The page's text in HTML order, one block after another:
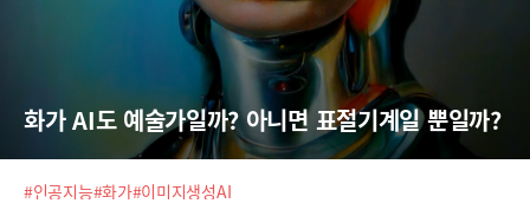
화가 AI도 예술가일까? 아니면 표절기계일 뿐일까?
#인공지능#화가#이미지생성AI